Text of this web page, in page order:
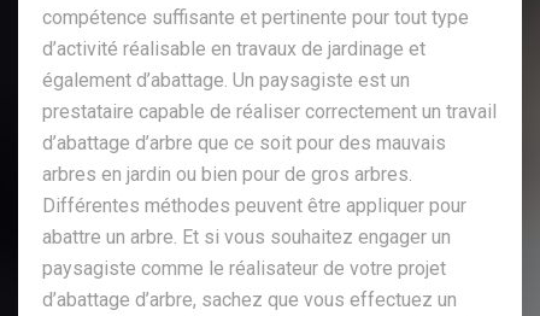
compétence suffisante et pertinente pour tout type
d’activité réalisable en travaux de jardinage et
également d’abattage. Un paysagiste est un
prestataire capable de réaliser correctement un travail
d’abattage d’arbre que ce soit pour des mauvais
arbres en jardin ou bien pour de gros arbres.
Différentes méthodes peuvent être appliquer pour
abattre un arbre. Et si vous souhaitez engager un
paysagiste comme le réalisateur de votre projet
d’abattage d’arbre, sachez que vous effectuez un